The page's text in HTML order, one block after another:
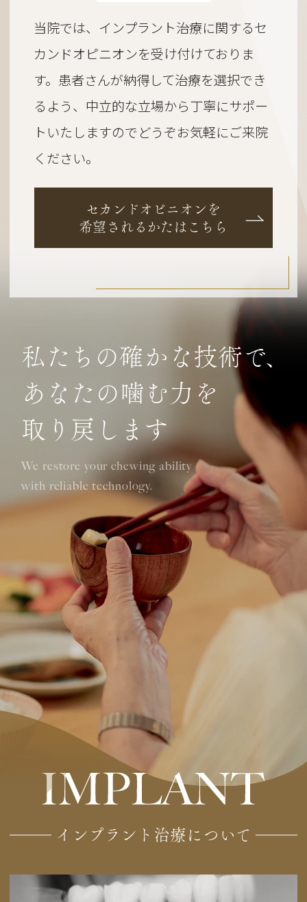
当院では、インプラント治療に関するセ
カンドオピニオンを受け付けておりま
す。 患者さんが納得して治療を選択でき
るよう、 中立的な立場から丁寧にサポー
トいたしますのでどうぞお気軽にご来院
ください。
セカンドオピニオンを
希望されるかたはこちら
私たちの確かな技術で、
あなたの噛む力を
取り戻します
We restore your chewing ability
with reliable technology.
インプラント治療について